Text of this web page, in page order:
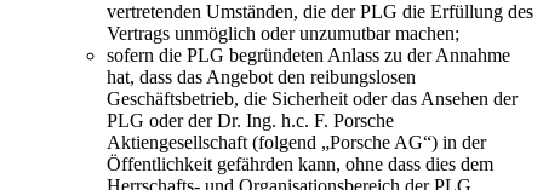
vertretenden Umständen, die der PLG die Erfüllung des
Vertrags unmöglich oder unzumutbar machen;
sofern die PLG begründeten Anlass zu der Annahme
hat, dass das Angebot den reibungslosen
Geschäftsbetrieb, die Sicherheit oder das Ansehen der
PLG oder der Dr. Ing. h.c. F. Porsche
Aktiengesellschaft (folgend „Porsche AG“) in der
Öffentlichkeit gefährden kann, ohne dass dies dem